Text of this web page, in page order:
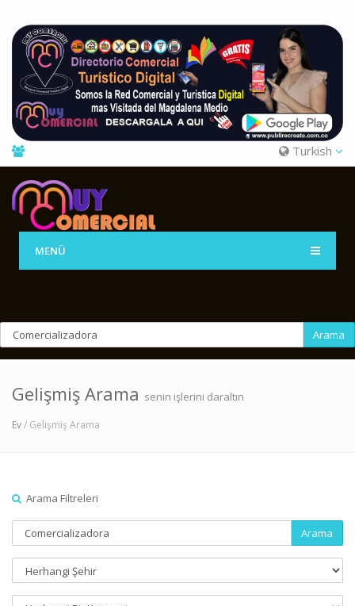
Turkish
MENÜ
Arama
Gelişmiş Arama senin işlerini daraltın
Ev/ Gelişmiş Arama
Arama Filtreleri
Arama